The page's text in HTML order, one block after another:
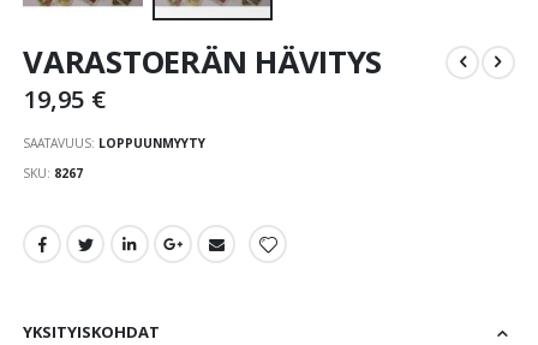
to
beginning
images
VARASTOERÄN HÄVITYS
19,95 €
SAATAVUUS: LOPPUUNMYYTY
SKU 8267
YKSITYISKOHDAT